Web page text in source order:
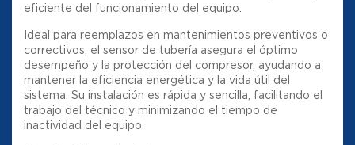
eficiente del funcionamiento del equipo.
Ideal para reemplazos en mantenimientos preventivos o
correctivos, el sensor de tubería asegura el óptimo
desempeño y la protección del compresor, ayudando a
mantener la eficiencia energética y la vida útil del
sistema. Su instalación es rápida y sencilla, facilitando el
trabajo del técnico y minimizando el tiempo de
inactividad del equipo.